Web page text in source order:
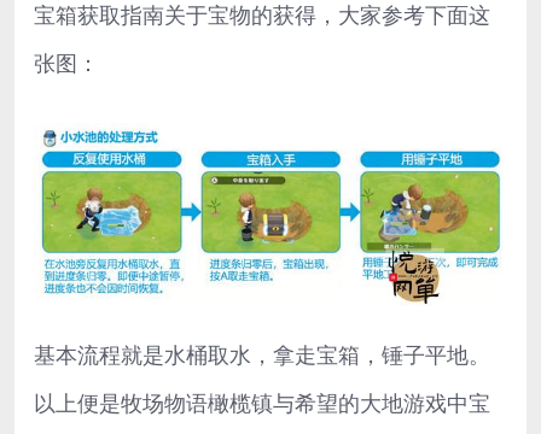
宝箱获取指南关于宝物的获得，大家参考下面这
张图：
基本流程就是水桶取水，拿走宝箱，锤子平地。
以上便是牧场物语橄榄镇与希望的大地游戏中宝